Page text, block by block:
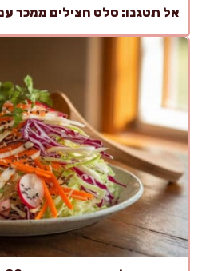
אל תטגנו: סלט חצילים ממכר